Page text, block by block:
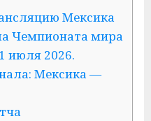
Мексика
Чемпионата мира
июля 2026.
Мексика —